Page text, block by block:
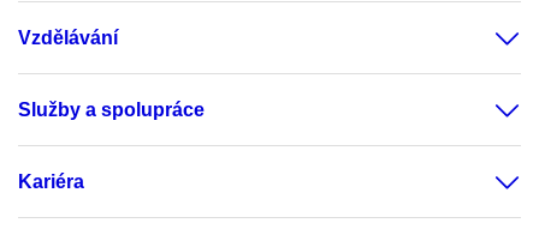
Vzdělávání
Služby a spolupráce
Kariéra